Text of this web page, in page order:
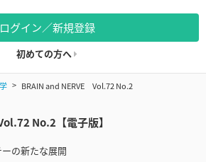
ログイン／新規登録
初めての方へ
BRAIN and NERVE Vol.72 No.2
No.2【電子版】
の新たな展開